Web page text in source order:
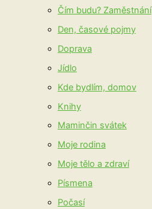
Čím budu? Zaměstnání
Den, časové pojmy
Doprava
Jídlo
Kde bydlím, domov
Knihy
Maminčin svátek
Moje rodina
Moje tělo a zdraví
Písmena
Počasí